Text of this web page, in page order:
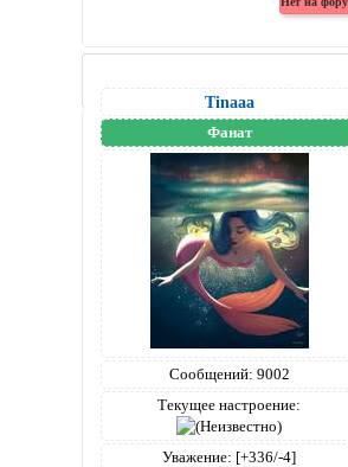
Tinaaa
Фанат
Сообщений: 9002
Текущее настроение:
Уважение: [+336/-4]